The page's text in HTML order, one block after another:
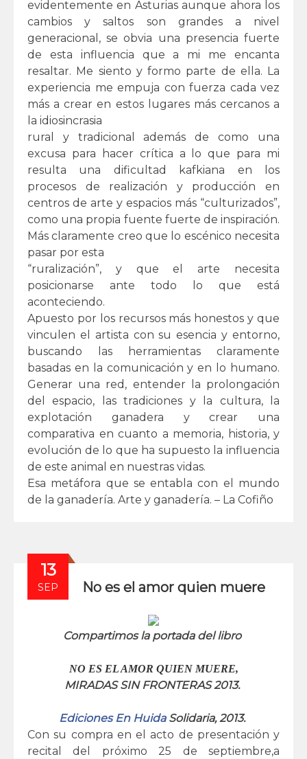
evidentemente en Asturias aunque ahora los
cambios y saltos son grandes a nivel
generacional, se obvia una presencia fuerte
de esta influencia que a mi me encanta
resaltar. Me siento y formo parte de ella. La
experiencia me empuja con fuerza cada vez
más a crear en estos lugares más cercanos a
la idiosincrasia
rural y tradicional además de como una
excusa para hacer crítica a lo que para mi
resulta una dificultad kafkiana en los
procesos de realización y producción en
centros de arte y espacios más “culturizados”,
como una propia fuente fuerte de inspiración.
Más claramente creo que lo escénico necesita
pasar por esta
“ruralización”, y que el arte necesita
posicionarse ante todo lo que está
aconteciendo.
Apuesto por los recursos más honestos y que
vinculen el artista con su esencia y entorno,
buscando las herramientas claramente
basadas en la comunicación y en lo humano.
Generar una red, entender la prolongación
del espacio, las tradiciones y la cultura, la
explotación ganadera y crear una
comparativa en cuanto a memoria, historia, y
evolución de lo que ha supuesto la influencia
de este animal en nuestras vidas.
Esa metáfora que se entabla con el mundo
de la ganadería. Arte y ganadería. – La Cofiño
13
SEP No es el amor quien muere
Compartimos la portada del libro
NO ES EL AMOR QUIEN MUERE,
MIRADAS SIN FRONTERAS 2013.
Ediciones En HuidaSolidaria, 2013.
Con su compra en el acto de presentación y
recital del próximo 25 de septiembre,a